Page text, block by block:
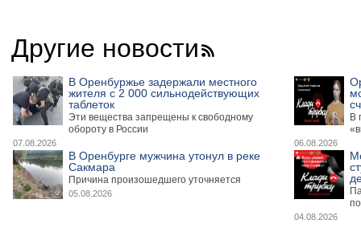
Другие новости
В Оренбуржье задержали местного
жителя с 2 000 сильнодействующих
таблеток
Эти вещества запрещены к свободному
обороту в России
07.08.2026
В
06.08.2026
В Оренбурге мужчина утонул в реке
Сакмара
Причина произошедшего уточняется
05.08.2026
04.08.2026